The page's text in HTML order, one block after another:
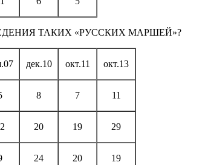
ТАКИХ «РУССКИХ МАРШЕЙ»?
дек.10 окт.11 окт.13
8 7 11
20 19 29
24 20 19